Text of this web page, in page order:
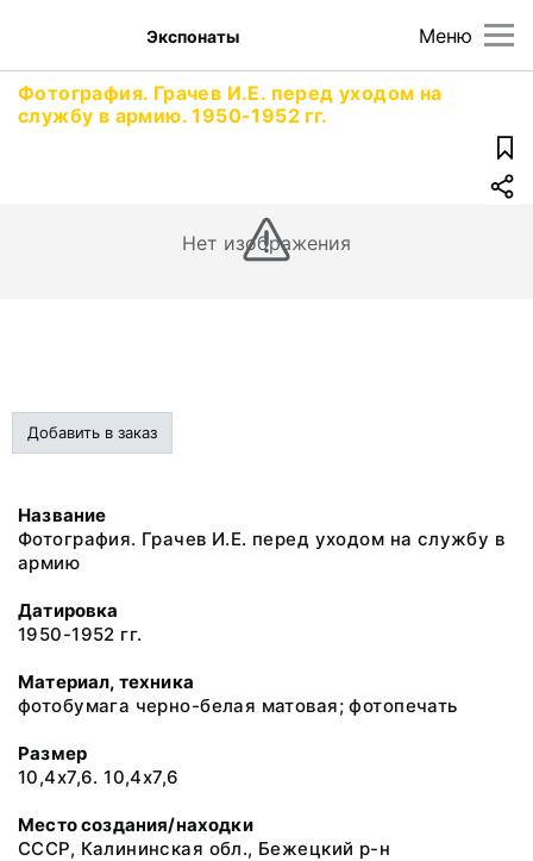
Меню
Экспонаты
Фотография. Грачев И.Е. перед уходом на
службу в армию. 1950-1952 гг.
Нет изображения
Добавить в заказ
Название
Фотография. Грачев И.Е. перед уходом на службу в
армию
Датировка
1950-1952 гг.
Материал, техника
фотобумага черно-белая матовая; фотопечать
Размер
10,4х7,6. 10,4х7,6
Место создания/находки
СССР, Калининская обл., Бежецкий р-н